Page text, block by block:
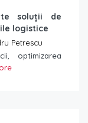
soluții de
logistice
Petrescu
optimizarea